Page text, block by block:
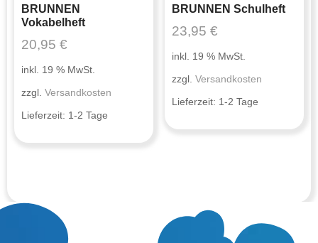
BRUNNEN
Vokabelheft
20,95 €
inkl. 19 % MwSt.
zzgl. Versandkosten
Lieferzeit: 1-2 Tage
BRUNNEN Schulheft
23,95€
inkl. 19 % MwSt.
zzgl.Versandkosten
Lieferzeit: 1-2 Tage